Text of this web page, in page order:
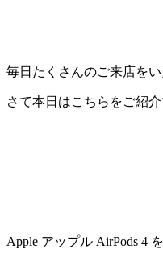
毎日たくさんのご来店を
さて本日はこちらをご紹介
Apple アップル AirPods 4